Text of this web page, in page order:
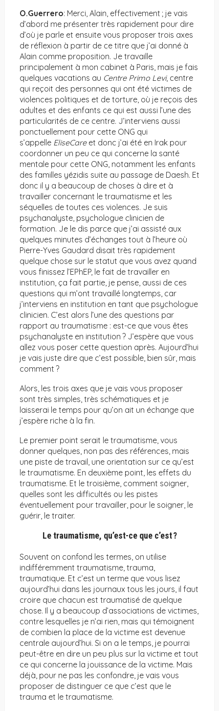
O.Guerrero: Merci, Alain, effectivement ; je vais
d’abord me présenter très rapidement pour dire
d’où je parle et ensuite vous proposer trois axes
de réflexion à partir de ce titre que j’ai donné à
Alain comme proposition. Je travaille
principalement à mon cabinet à Paris, mais je fais
quelques vacations au Centre Primo Levi, centre
qui reçoit des personnes qui ont été victimes de
violences politiques et de torture, où je reçois des
adultes et des enfants ce qui est aussi l’une des
particularités de ce centre. J’interviens aussi
ponctuellement pour cette ONG qui
s’appelle EliseCareet donc j’ai été en Irak pour
coordonner un peu ce qui concerne la santé
mentale pour cette ONG, notamment les enfants
des familles yézidis suite au passage de Daesh. Et
donc il y a beaucoup de choses à dire et à
travailler concernant le traumatisme et les
séquelles de toutes ces violences. Je suis
psychanalyste, psychologue clinicien de
formation. Je le dis parce que j’ai assisté aux
quelques minutes d’échanges tout à l’heure où
Pierre-Yves Gaudard disait très rapidement
quelque chose sur le statut que vous avez quand
vous finissez l’EPhEP, le fait de travailler en
institution, ça fait partie, je pense, aussi de ces
questions qui m’ont travaillé longtemps, car
j’interviens en institution en tant que psychologue
clinicien. C’est alors l’une des questions par
rapport au traumatisme : est-ce que vous êtes
psychanalyste en institution ? J’espère que vous
allez vous poser cette question après. Aujourd’hui
je vais juste dire que c’est possible, bien sûr, mais
comment ?
Alors, les trois axes que je vais vous proposer
sont très simples, très schématiques et je
laisserai le temps pour qu’on ait un échange que
j’espère riche à la fin.
Le premier point serait le traumatisme, vous
donner quelques, non pas des références, mais
une piste de travail, une orientation sur ce qu’est
le traumatisme. En deuxième point, les effets du
traumatisme. Et le troisième, comment soigner,
quelles sont les difficultés ou les pistes
éventuellement pour travailler, pour le soigner, le
guérir, le traiter.
Le traumatisme, qu’est-ce que c’est?
Souvent on confond les termes, on utilise
indifféremment traumatisme, trauma,
traumatique. Et c’est un terme que vous lisez
aujourd’hui dans les journaux tous les jours, il faut
croire que chacun est traumatisé de quelque
chose. Il y a beaucoup d’associations de victimes,
contre lesquelles je n’ai rien, mais qui témoignent
de combien la place de la victime est devenue
centrale aujourd’hui. Si on a le temps, je pourrai
peut-être en dire un peu plus sur la victime et tout
ce qui concerne la jouissance de la victime. Mais
déjà, pour ne pas les confondre, je vais vous
proposer de distinguer ce que c’est que le
trauma et le traumatisme.